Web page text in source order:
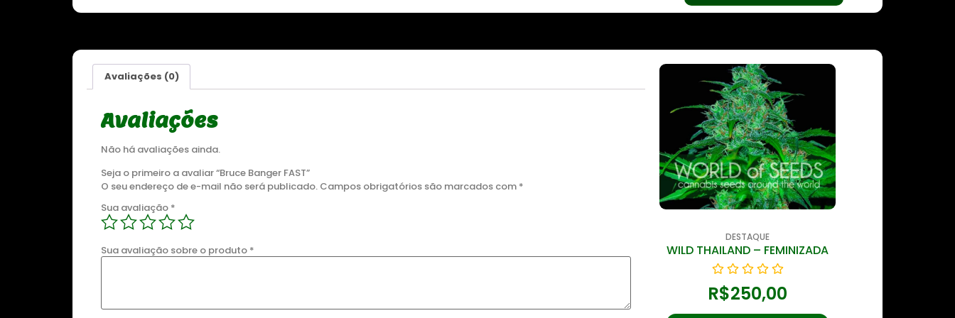
Avaliações (0)
Avaliações
Não há avaliações ainda.
Seja o primeiro a avaliar “Bruce Banger FAST”
O seu endereço de e-mail não será publicado. Campos obrigatórios são marcados com *
Sua avaliação *
Sua avaliação sobre o produto *
Sale 8%
ZOMBIE KUSH FEMINIZADA
DESTAQUE
WILD THAILAND – FEMINIZADA
R$250,00